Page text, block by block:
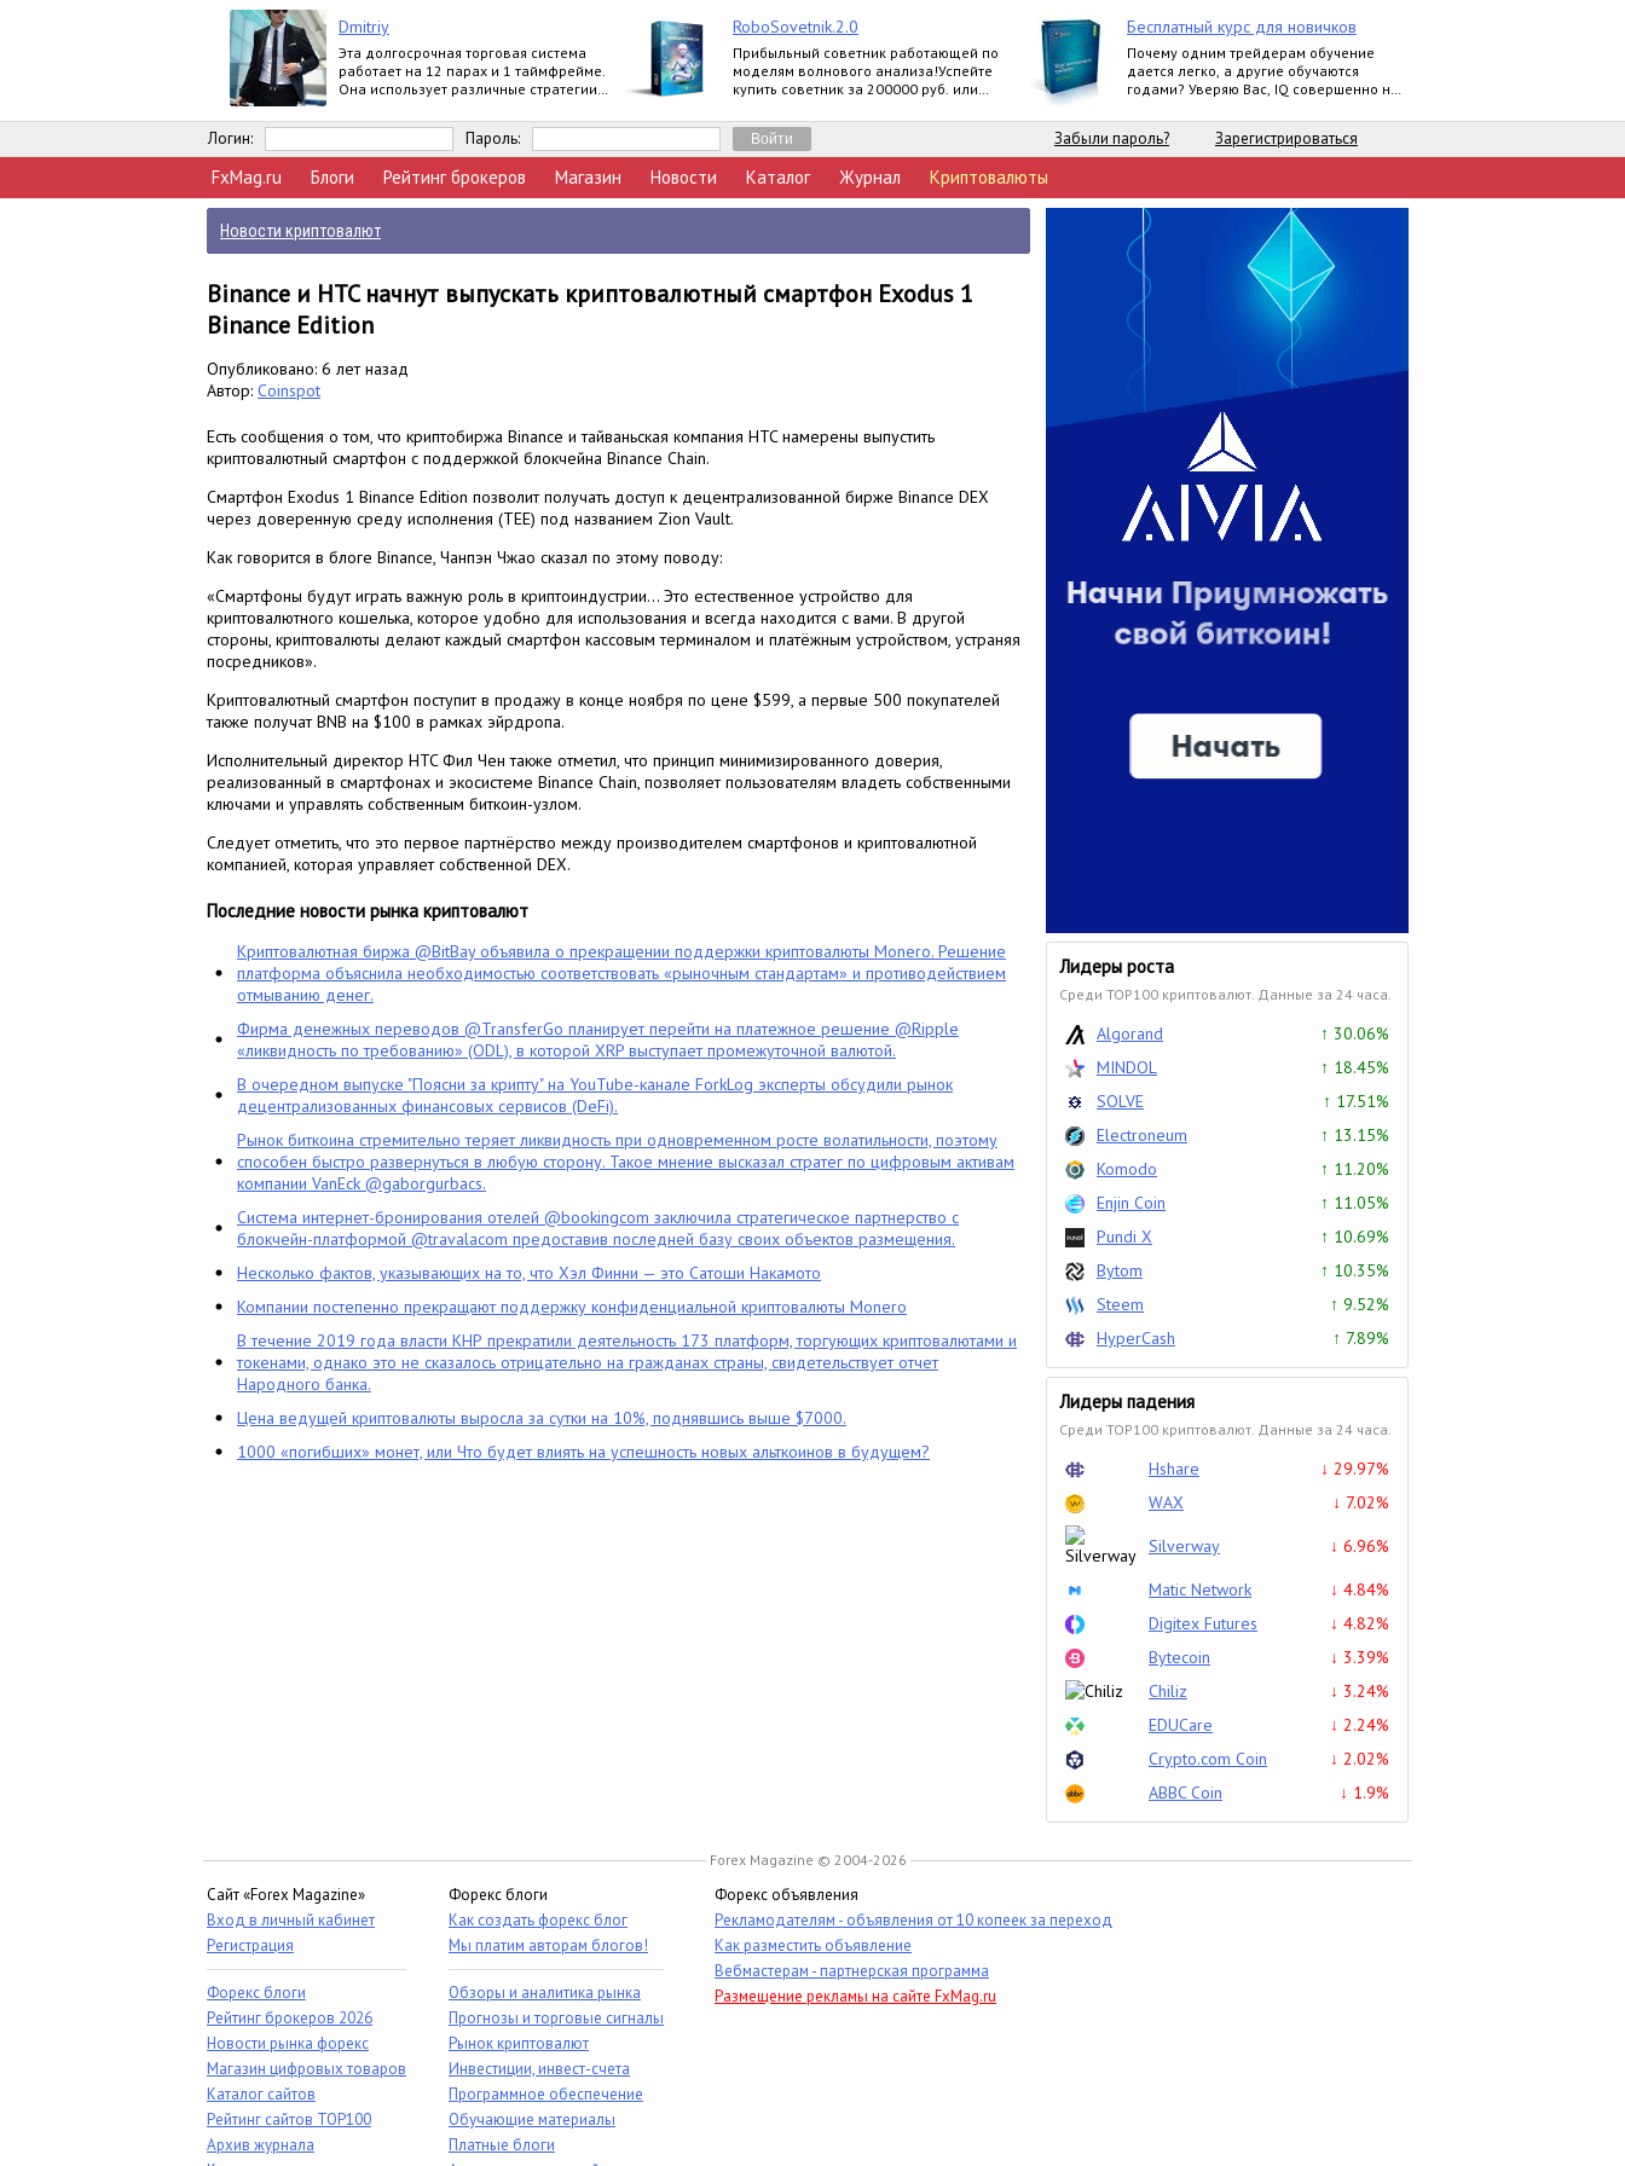
Dmitriy
Эта долгосрочная торговая система
работает на 12 парах и 1 таймфрейме.
Она использует различные стратегии
RoboSovetnik.2.0
Прибыльный советник работающей по
моделям волнового анализа!Успейте
купить советник за 200000 руб. или
программе
Бесплатный курс для новичков
Почему одним трейдерам обучение
дается легко, а другие обучаются
годами? Уверяю Вас, IQ совершенно не
Логин: Пароль: Забыли пароль? Зарегистрироваться
FxMag.ru Блоги Рейтинг брокеров Магазин Новости Каталог Журнал Криптовалюты
Новости криптовалют
Binance и HTC начнут выпускать криптовалютный смартфон Exodus 1
Binance Edition
Опубликовано: 6 лет назад
Автор: Coinspot
Есть сообщения о том, что криптобиржа Binance и тайваньская компания HTC намерены выпустить
криптовалютный смартфон с поддержкой блокчейна Binance Chain.
Смартфон Exodus 1 Binance Edition позволит получать доступ к децентрализованной бирже Binance DEX
через доверенную среду исполнения (TEE) под названием Zion Vault.
Как говорится в блоге Binance, Чанпэн Чжао сказал по этому поводу:
«Смартфоны будут играть важную роль в криптоиндустрии… Это естественное устройство для
криптовалютного кошелька, которое удобно для использования и всегда находится с вами. В другой
стороны, криптовалюты делают каждый смартфон кассовым терминалом и платёжным устройством, устраняя
посредников».
Криптовалютный смартфон поступит в продажу в конце ноября по цене $599, а первые 500 покупателей
также получат BNB на $100 в рамках эйрдропа.
Исполнительный директор HTC Фил Чен также отметил, что принцип минимизированного доверия,
реализованный в смартфонах и экосистеме Binance Chain, позволяет пользователям владеть собственными
ключами и управлять собственным биткоин-узлом.
Следует отметить, что это первое партнёрство между производителем смартфонов и криптовалютной
компанией, которая управляет собственной DEX.
Последние новости рынка криптовалют
Криптовалютная биржа @BitBay объявила о прекращении поддержки криптовалюты Monero. Решение
платформа объяснила необходимостью соответствовать «рыночным стандартам» и противодействием
отмыванию денег.
Фирма денежных переводов @TransferGo планирует перейти на платежное решение @Ripple
«ликвидность по требованию» (ODL), в которой XRP выступает промежуточной валютой.
В очередном выпуске "Поясни за крипту" на YouTube-канале ForkLog эксперты обсудили рынок
децентрализованных финансовых сервисов (DeFi).
Рынок биткоина стремительно теряет ликвидность при одновременном росте волатильности, поэтому
способен быстро развернуться в любую сторону. Такое мнение высказал стратег по цифровым активам
компании VanEck @gaborgurbacs.
Система интернет-бронирования отелей @bookingcom заключила стратегическое партнерство с
блокчейн-платформой @travalacom предоставив последней базу своих объектов размещения.
Несколько фактов, указывающих на то, что Хэл Финни — это Сатоши Накамото
Компании постепенно прекращают поддержку конфиденциальной криптовалюты Monero
В течение 2019 года власти КНР прекратили деятельность 173 платформ, торгующих криптовалютами и
токенами, однако это не сказалось отрицательно на гражданах страны, свидетельствует отчет
Народного банка.
Цена ведущей криптовалюты выросла за сутки на 10%, поднявшись выше $7000.
1000 «погибших» монет, или Что будет влиять на успешность новых альткоинов в будущем?
Лидеры роста
Среди TOP100 криптовалют. Данные за 24 часа.
Algorand
↑ 30.06%
MINDOL
↑ 18.45%
SOLVE
↑ 17.51%
Electroneum
↑ 13.15%
Komodo
↑ 11.20%
Enjin Coin
↑ 11.05%
Pundi X
↑ 10.69%
Bytom
↑ 10.35%
Steem
↑ 9.52%
HyperCash
↑ 7.89%
Лидеры падения
Среди TOP100 криптовалют. Данные за 24 часа.
Hshare
↓ 29.97%
WAX
↓ 7.02%
Silverway
↓ 6.96%
Matic Network
↓ 4.84%
Digitex Futures
↓ 4.82%
Bytecoin
↓ 3.39%
Chiliz
↓ 3.24%
EDUCare
↓ 2.24%
Crypto.com Coin
↓ 2.02%
ABBC Coin
↓ 1.9%
Forex Magazine © 2004-2026
Сайт «Forex Magazine»
Вход в личный кабинет
Регистрация
Форекс блоги
Рейтинг брокеров 2026
Новости рынка форекс
Магазин цифровых товаров
Каталог сайтов
Рейтинг сайтов TOP100
Архив журнала
Форекс блоги
Как создать форекс блог
Мы платим авторам блогов!
Обзоры и аналитика рынка
Прогнозы и торговые сигналы
Рынок криптовалют
Инвестиции, инвест-счета
Программное обеспечение
Обучающие материалы
Платные блоги
Форекс объявления
Рекламодателям - объявления от 10 копеек за переход
Как разместить объявление
Вебмастерам - партнерская программа
Размещение рекламы на сайте FxMag.ru